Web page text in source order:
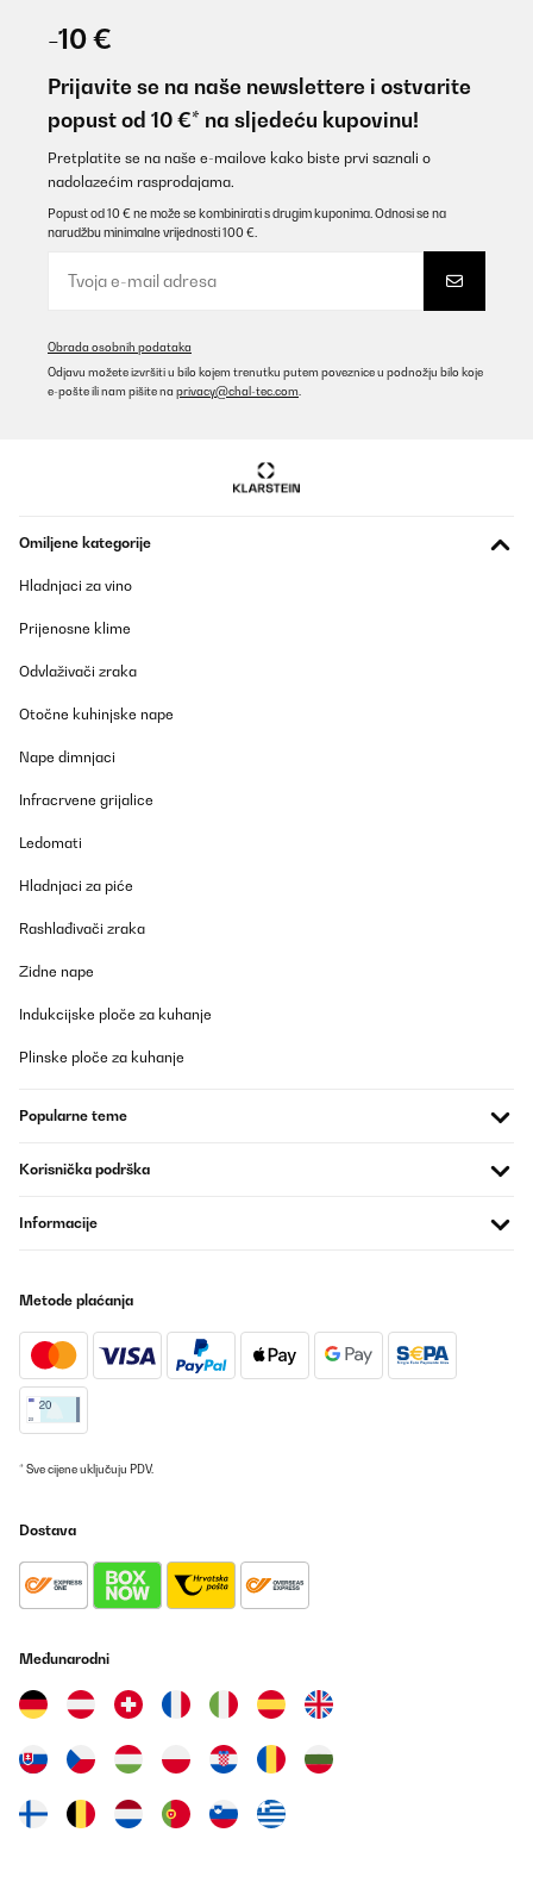
-10 €
Prijavite se na naše newslettere i ostvarite
popust od 10 €* na sljedeću kupovinu!
Pretplatite se na naše e-mailove kako biste prvi saznali o
nadolazećim rasprodajama.
Popust od 10 € ne može se kombinirati s drugim kuponima. Odnosi se na
narudžbu minimalne vrijednosti 100 €.
Obrada osobnih podataka
Odjavu možete izvršiti u bilo kojem trenutku putem poveznice u podnožju bilo koje
e-pošte ili nam pišite na privacy@chal-tec.com
Omiljene kategorije
Hladnjaci za vino
Prijenosne klime
Odvlaživači zraka
Otočne kuhinjske nape
Nape dimnjaci
Infracrvene grijalice
Ledomati
Hladnjaci za piće
Rashlađivači zraka
Zidne nape
Indukcijske ploče za kuhanje
Plinske ploče za kuhanje
Popularne teme
Korisnička podrška
Informacije
Metode plaćanja
* Sve cijene uključuju PDV.
Dostava
Međunarodni